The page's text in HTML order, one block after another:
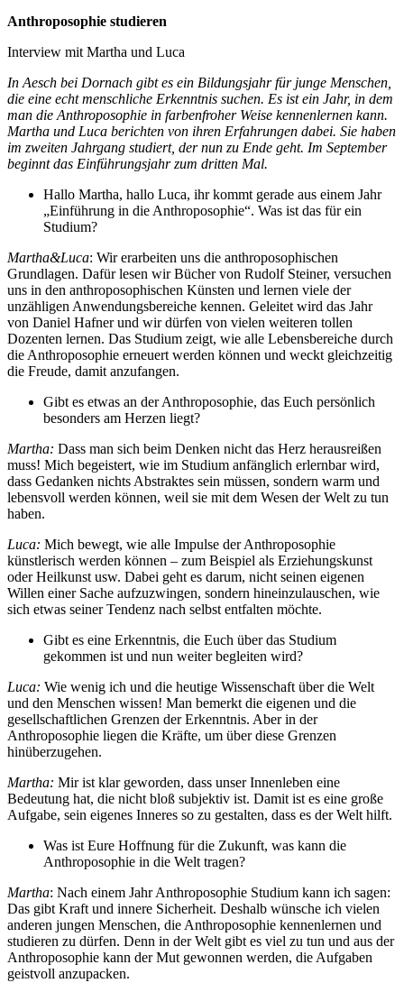
Anthroposophie studieren
Interview mit Martha und Luca
In Aesch bei Dornach gibt es ein Bildungsjahr für junge Menschen,
die eine echt menschliche Erkenntnis suchen. Es ist ein Jahr, in dem
man die Anthroposophie in farbenfroher Weise kennenlernen kann.
Martha und Luca berichten von ihren Erfahrungen dabei. Sie haben
im zweiten Jahrgang studiert, der nun zu Ende geht. Im September
beginnt das Einführungsjahr zum dritten Mal.
Hallo Martha, hallo Luca, ihr kommt gerade aus einem Jahr
„Einführung in die Anthroposophie“. Was ist das für ein
Studium?
Martha&Luca: Wir erarbeiten uns die anthroposophischen
Grundlagen. Dafür lesen wir Bücher von Rudolf Steiner, versuchen
uns in den anthroposophischen Künsten und lernen viele der
unzähligen Anwendungsbereiche kennen. Geleitet wird das Jahr
von Daniel Hafner und wir dürfen von vielen weiteren tollen
Dozenten lernen. Das Studium zeigt, wie alle Lebensbereiche durch
die Anthroposophie erneuert werden können und weckt gleichzeitig
die Freude, damit anzufangen.
Gibt es etwas an der Anthroposophie, das Euch persönlich
besonders am Herzen liegt?
Martha: Dass man sich beim Denken nicht das Herz herausreißen
muss! Mich begeistert, wie im Studium anfänglich erlernbar wird,
dass Gedanken nichts Abstraktes sein müssen, sondern warm und
lebensvoll werden können, weil sie mit dem Wesen der Welt zu tun
haben.
Luca: Mich bewegt, wie alle Impulse der Anthroposophie
künstlerisch werden können – zum Beispiel als Erziehungskunst
oder Heilkunst usw. Dabei geht es darum, nicht seinen eigenen
Willen einer Sache aufzuzwingen, sondern hineinzulauschen, wie
sich etwas seiner Tendenz nach selbst entfalten möchte.
Gibt es eine Erkenntnis, die Euch über das Studium
gekommen ist und nun weiter begleiten wird?
Luca: Wie wenig ich und die heutige Wissenschaft über die Welt
und den Menschen wissen! Man bemerkt die eigenen und die
gesellschaftlichen Grenzen der Erkenntnis. Aber in der
Anthroposophie liegen die Kräfte, um über diese Grenzen
hinüberzugehen.
Martha: Mir ist klar geworden, dass unser Innenleben eine
Bedeutung hat, die nicht bloß subjektiv ist. Damit ist es eine große
Aufgabe, sein eigenes Inneres so zu gestalten, dass es der Welt hilft.
Was ist Eure Hoffnung für die Zukunft, was kann die
Anthroposophie in die Welt tragen?
Martha: Nach einem Jahr Anthroposophie Studium kann ich sagen:
Das gibt Kraft und innere Sicherheit. Deshalb wünsche ich vielen
anderen jungen Menschen, die Anthroposophie kennenlernen und
studieren zu dürfen. Denn in der Welt gibt es viel zu tun und aus der
Anthroposophie kann der Mut gewonnen werden, die Aufgaben
geistvoll anzupacken.